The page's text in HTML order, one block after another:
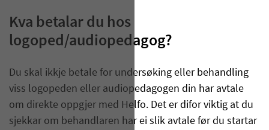
Kva betalar du hos
logoped/audiopedagog?
Du skal ikkje betale for undersøking eller behandling
viss logopeden eller audiopedagogen din har avtale
om direkte oppgjer med Helfo. Det er difor viktig at du
sjekkar om behandlaren har ei slik avtale før du startar